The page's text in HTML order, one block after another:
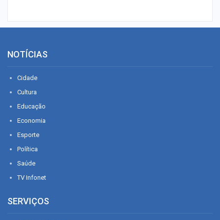
NOTÍCIAS
Cidade
Cultura
Educação
Economia
Esporte
Política
Saúde
TV Infonet
SERVIÇOS